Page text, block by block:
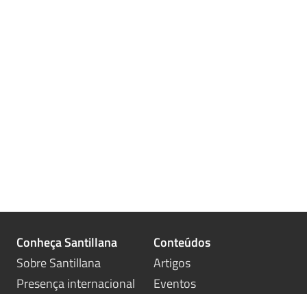
Conheça Santillana
Sobre Santillana
Presença internacional
Conteúdos
Artigos
Eventos